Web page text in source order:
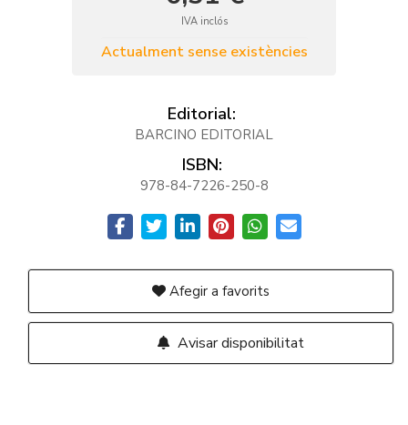
IVA inclós
Actualment sense existències
Editorial:
BARCINO EDITORIAL
ISBN:
978-84-7226-250-8
Afegir a favorits
Avisar disponibilitat